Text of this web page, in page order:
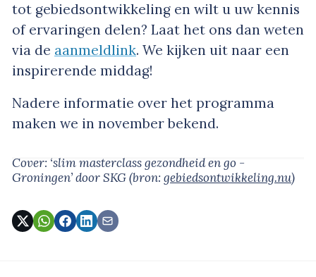
tot gebiedsontwikkeling en wilt u uw kennis
of ervaringen delen? Laat het ons dan weten
via de aanmeldlink. We kijken uit naar een
inspirerende middag!
Nadere informatie over het programma
maken we in november bekend.
Cover: ‘slim masterclass gezondheid en go -
Groningen’door SKG(bron: gebiedsontwikkeling.nu)